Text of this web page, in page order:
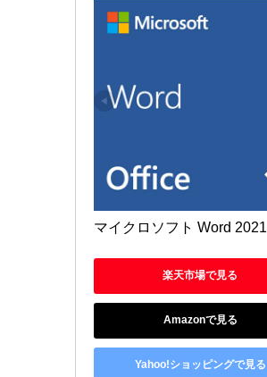
マイクロソフト Word 2021
楽天市場で見る
Amazonで見る
Yahoo!ショッピングで見る